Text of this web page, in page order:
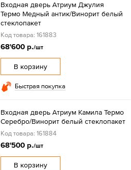
Входная дверь Атриум Джулия
Термо Медный антик/Винорит белый
стеклопакет
Код товара: 161883
68'600 р./шт
В корзину
Быстрая покупка
Входная дверь Атриум Камила Термо
Серебро/Винорит белый стеклопакет
Код товара: 161884
68'500 р./шт
В корзину